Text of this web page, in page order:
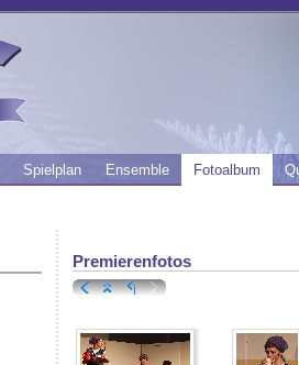
Spielplan Ensemble Fotoalbum
Premierenfotos